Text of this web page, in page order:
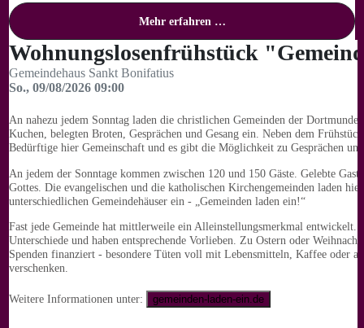
Mehr erfahren …
Wohnungslosenfrühstück
Gemeindehaus Sankt Bonifatius
So., 09/08/2026 09:00
An nahezu jedem Sonntag laden die christlichen Gemeinden der
Kuchen, belegten Broten, Gesprächen und Gesang ein. Neben dem
Bedürftige hier Gemeinschaft und es gibt die Möglichkeit zu Gesprächen
An jedem der Sonntage kommen zwischen 120 und 150 Gäste. Gelebte
Gottes. Die evangelischen und die katholischen Kirchengemeinden laden
unterschiedlichen Gemeindehäuser ein - „Gemeinden laden ein!“
Fast jede Gemeinde hat mittlerweile ein Alleinstellungsmerkmal entwickelt.
Unterschiede und haben entsprechende Vorlieben. Zu Ostern oder
Spenden finanziert - besondere Tüten voll mit Lebensmitteln, Kaffee oder
verschenken.
Weitere Informationen unter: gemeinden-laden-ein.de